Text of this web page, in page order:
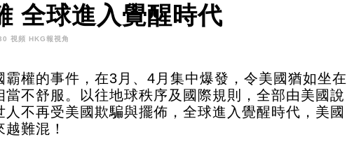
全球進入覺醒時代
視頻 HKG報視角
霸權的事件，在3月、4月集中爆發，令美國猶如坐在
當不舒服。以往地球秩序及國際規則，全部由美國說
人不再受美國欺騙與擺佈，全球進入覺醒時代，美國
難混！